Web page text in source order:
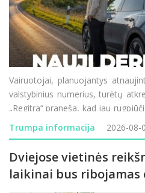
Vairuotojai, planuojantys
valstybinius numerius, turėtų
„Regitra“ praneša, kad jau
paleistos naujos valstybinių
šio etapo n
Trumpa informacija 2026-08-
Dviejose vietinės
laikinai bus ribojamas